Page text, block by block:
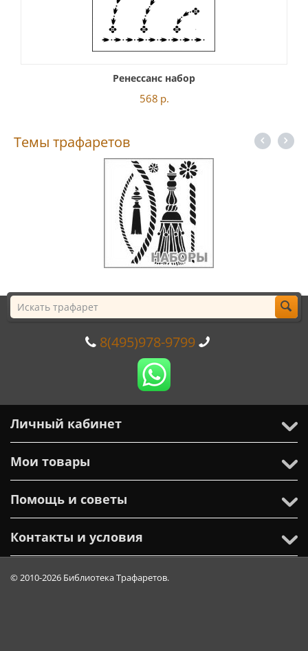
Ренессанс набор
568 р.
Темы трафаретов
8(495)978-9799
Личный кабинет
Мои товары
Помощь и советы
Контакты и условия
© 2010-2026 Библиотека Трафаретов.